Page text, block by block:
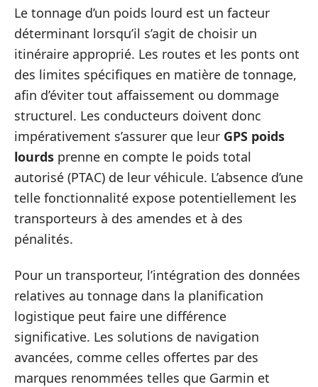
Le tonnage d’un poids lourd est un facteur
déterminant lorsqu’il s’agit de choisir un
itinéraire approprié. Les routes et les ponts ont
des limites spécifiques en matière de tonnage,
afin d’éviter tout affaissement ou dommage
structurel. Les conducteurs doivent donc
impérativement s’assurer que leur GPS poids
lourds prenne en compte le poids total
autorisé (PTAC) de leur véhicule. L’absence d’une
telle fonctionnalité expose potentiellement les
transporteurs à des amendes et à des
pénalités.
Pour un transporteur, l’intégration des données
relatives au tonnage dans la planification
logistique peut faire une différence
significative. Les solutions de navigation
avancées, comme celles offertes par des
marques renommées telles que Garmin et